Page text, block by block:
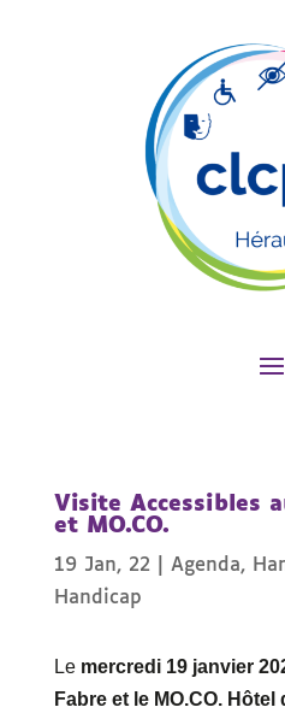
Visite Accessibles
et MO.CO.
19 Jan, 22| Agenda,
Handicap
Le mercredi 19 janvier
Fabre et le MO.CO.